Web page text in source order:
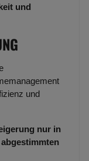
und
und
nur in